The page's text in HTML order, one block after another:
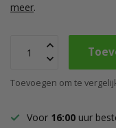
meer.
Toevoegen om te
Voor 16:00 uur